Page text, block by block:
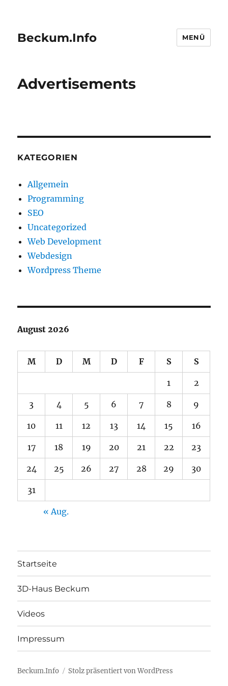
Beckum.Info MENÜ
Advertisements
KATEGORIEN
Allgemein
Programming
SEO
Uncategorized
Web Development
Webdesign
Wordpress Theme
August 2026
M D M D F S S
1 2
3 4 5 6 7 8 9
10 11 12 13 14 15 16
17 18 19 20 21 22 23
24 25 26 27 28 29 30
31
« Aug.
Startseite
3D-Haus Beckum
Videos
Impressum
Beckum.Info Stolz präsentiert von WordPress